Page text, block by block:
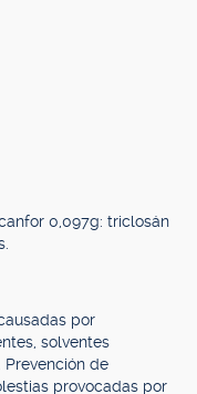
0,097g: triclosán
por
solventes
de
provocadas por